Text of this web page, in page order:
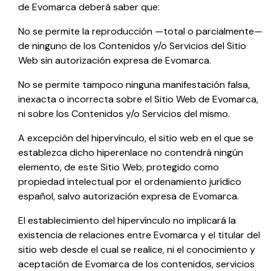
de Evomarcadeberá saber que:
No se permite la reproducción —total o parcialmente—
de ninguno de los Contenidos y/o Servicios del Sitio
Web sin autorización expresa de Evomarca.
No se permite tampoco ninguna manifestación falsa,
inexacta o incorrecta sobre el Sitio Web de Evomarca,
ni sobre los Contenidos y/o Servicios del mismo.
A excepción del hipervínculo, el sitio web en el que se
establezca dicho hiperenlace no contendrá ningún
elemento, de este Sitio Web, protegido como
propiedad intelectual por el ordenamiento jurídico
español, salvo autorización expresa de Evomarca.
El establecimiento del hipervínculo no implicará la
existencia de relaciones entre Evomarcay el titular del
sitio web desde el cual se realice, ni el conocimiento y
aceptación de Evomarcade los contenidos, servicios